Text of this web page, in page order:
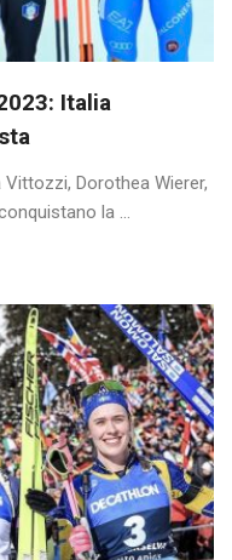
Italia
Dorothea Wierer,
la ...